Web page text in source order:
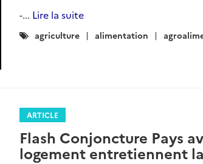
-... Lire la suite
Catégories
agriculture alimentation
ARTICLE
Flash Conjoncture Pays
logement entretiennent